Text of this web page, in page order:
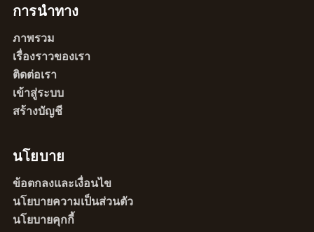
การนำทาง
ภาพรวม
เรื่องราวของเรา
ติดต่อเรา
เข้าสู่ระบบ
สร้างบัญชี
นโยบาย
ข้อตกลงและเงื่อนไข
นโยบายความเป็นส่วนตัว
นโยบายคุกกี้